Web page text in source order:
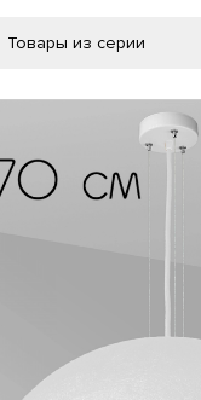
Товары из серии